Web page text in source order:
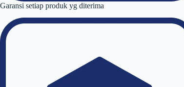
Garansi setiap produk yg diterima